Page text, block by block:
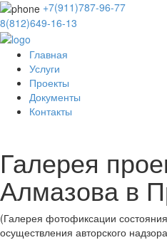
+7(911)787-96-77
8(812)649-16-13
Главная
Услуги
Проекты
Документы
Контакты
Галерея
Алмазова в
(Галерея фотофиксации
осуществления авторского